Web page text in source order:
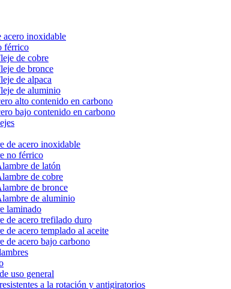
acero inoxidable
férrico
de cobre
de bronce
de alpaca
de aluminio
alto contenido en carbono
bajo contenido en carbono
de acero inoxidable
no férrico
de latón
de cobre
de bronce
de aluminio
laminado
de acero trefilado duro
de acero templado al aceite
de acero bajo carbono
uso general
a la rotación y antigiratorios